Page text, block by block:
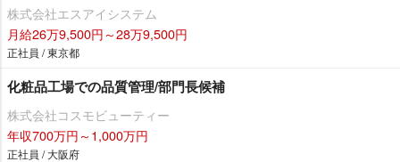
株式会社エスアイシステム
月給26万9,500円～28万9,500円
正社員 / 東京都
化粧品工場での品質管理/部門長候補
株式会社コスモビューティー
年収700万円～1,000万円
正社員 / 大阪府